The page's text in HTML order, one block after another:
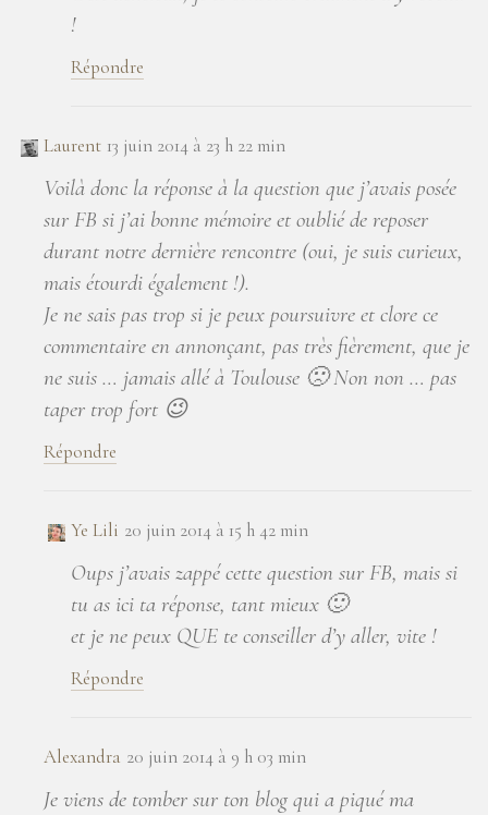
!
Répondre
Laurent 13 juin 2014 à 23 h 22 min
Voilà donc la réponse à la question que j’avais posée
sur FB si j’ai bonne mémoire et oublié de reposer
durant notre dernière rencontre (oui, je suis curieux,
mais étourdi également !).
Je ne sais pas trop si je peux poursuivre et clore ce
commentaire en annonçant, pas très fièrement, que je
ne suis … jamais allé à Toulouse 🙁 Non non … pas
taper trop fort 😉
Répondre
Ye Lili 20 juin 2014 à 15 h 42 min
Oups j’avais zappé cette question sur FB, mais si
tu as ici ta réponse, tant mieux 🙂
et je ne peux QUE te conseiller d’y aller, vite !
Répondre
Alexandra 20 juin 2014 à 9 h 03 min
Je viens de tomber sur ton blog qui a piqué ma